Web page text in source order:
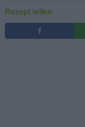
Rezept teilen